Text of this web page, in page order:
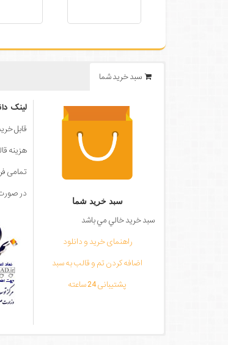
سبد خرید شما
سبد خرید شما
سبد خرید خالي مي باشد
راهنمای خرید و دانلود
اضافه کردن تم و قالب به سبد
پشتیبانی 24 ساعته
لینک
قابل
هزینه
تمامی
در